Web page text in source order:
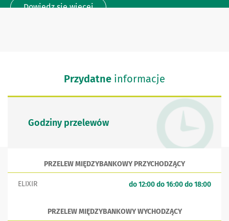
Dowiedz się więcej
Przydatne informacje
Godziny przelewów
PRZELEW MIĘDZYBANKOWY PRZYCHODZĄCY
ELIXIR do 12:00 do 16:00 do 18:00
PRZELEW MIĘDZYBANKOWY WYCHODZĄCY